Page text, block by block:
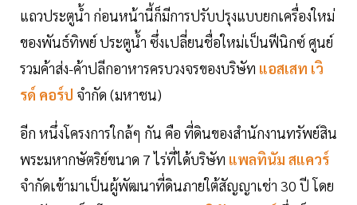
แถวประตูนํ้า ก่อนหน้านี้ก็มีการปรับปรุงแบบยกเครื่องใหม่
ของพันธ์ทิพย์ ประตูนํ้า ซึ่งเปลี่ยนชื่อใหม่เป็นฟีนิกซ์ ศูนย์
รวมค้าส่ง-ค้าปลีกอาหารครบวงจรของบริษัท แอสเสท เวิ
รด์ คอร์ป จำกัด (มหาชน)
อีก หนึ่งโครงการใกล้ๆ กัน คือ ที่ดินของสำนักงานทรัพย์สิน
พระมหากษัตริย์ขนาด 7 ไร่ที่ได้บริษัท แพลทินัม สแควร์
จำกัดเข้ามาเป็นผู้พัฒนาที่ดินภายใต้สัญญาเช่า 30 ปี โดย